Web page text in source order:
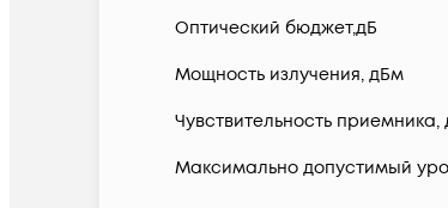
Оптический бюджет,дБ
Мощность излучения, дБм
Чувствительность приемника,
Максимально допустимый